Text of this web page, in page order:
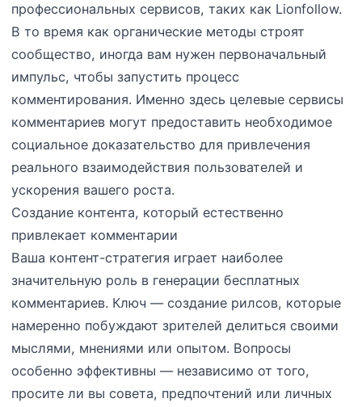
профессиональных сервисов, таких как Lionfollow.
В то время как органические методы строят
сообщество, иногда вам нужен первоначальный
импульс, чтобы запустить процесс
комментирования. Именно здесь целевые сервисы
комментариев могут предоставить необходимое
социальное доказательство для привлечения
реального взаимодействия пользователей и
ускорения вашего роста.
Создание контента, который естественно
привлекает комментарии
Ваша контент-стратегия играет наиболее
значительную роль в генерации бесплатных
комментариев. Ключ — создание рилсов, которые
намеренно побуждают зрителей делиться своими
мыслями, мнениями или опытом. Вопросы
особенно эффективны — независимо от того,
просите ли вы совета, предпочтений или личных